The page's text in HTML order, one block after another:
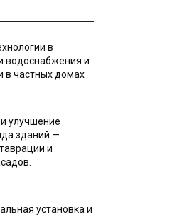
в
водоснабжения и
в частных домах
улучшение
зданий —
и
установка и